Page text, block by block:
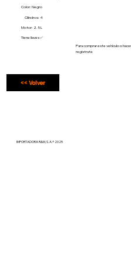
Color: Negro
Motor: 2.5 L
Tiene llaves ✅
Cilindros: 4
<< Volver
Para comprar este vehículo o
regístrate
IMPORTADORA R&M, S. A.® 2025